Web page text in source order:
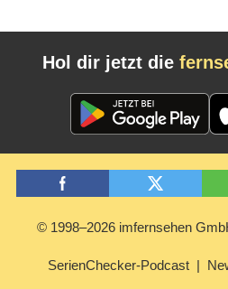
Hol dir jetzt die
© 1998–2026 imfernsehen
SerienChecker-Podcast